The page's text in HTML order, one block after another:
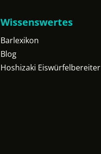
Wissenswertes
Barlexikon
Blog
Hoshizaki Eiswürfelbereiter